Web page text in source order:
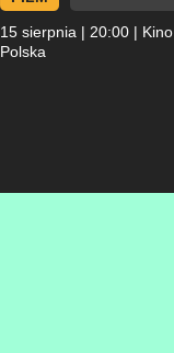
15 sierpnia | 20:00 | Kino
Polska